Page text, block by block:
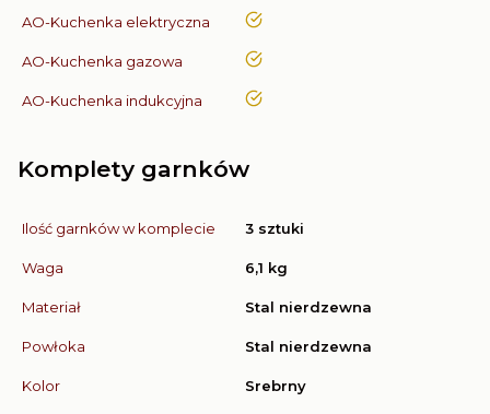
AO-Kuchenka elektryczna tak
AO-Kuchenka gazowa tak
AO-Kuchenka indukcyjna tak
Komplety garnków
Ilość garnków w komplecie 3 sztuki
Waga 6,1 kg
Materiał Stal nierdzewna
Powłoka Stal nierdzewna
Kolor Srebrny